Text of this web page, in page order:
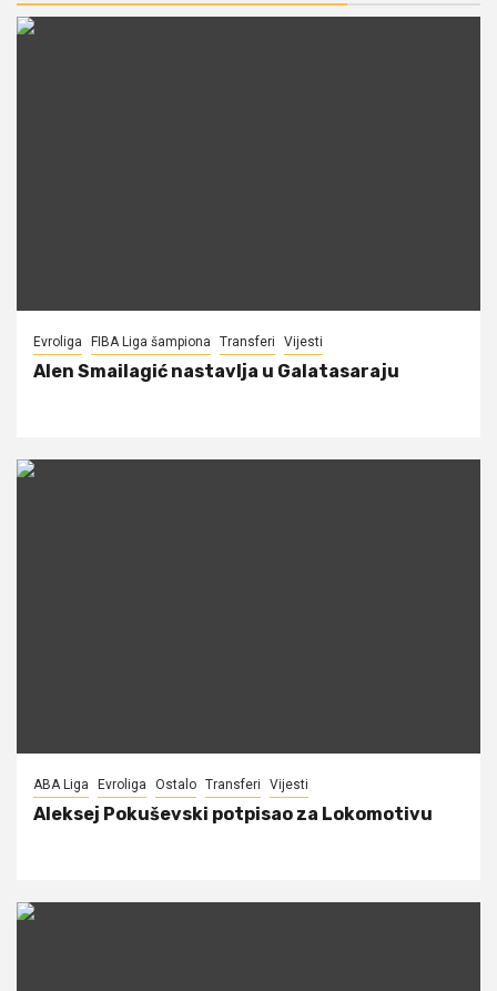
Evroliga FIBA Liga šampiona Transferi Vijesti
Alen Smailagić nastavlja u Galatasaraju
ABA Liga Evroliga Ostalo Transferi Vijesti
Aleksej Pokuševski potpisao za Lokomotivu